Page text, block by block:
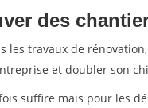
des
les travaux de
et doubler son
suffire mais pour les